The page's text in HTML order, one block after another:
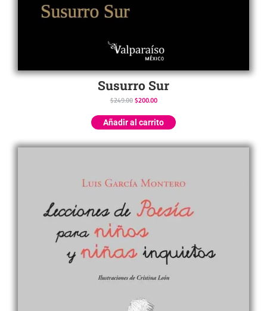
Susurro Sur
$249.00 $200.00
Añadir al carrito